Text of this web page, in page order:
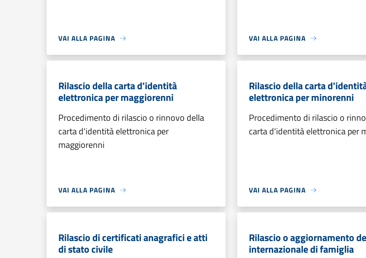
VAI ALLA PAGINA VAI ALLA PAGINA
Rilascio della carta d'identità
elettronica per maggiorenni
Procedimento di rilascio o rinnovo della
carta d'identità elettronica per
maggiorenni
VAI ALLA PAGINA
Rilascio della carta
elettronica per minorenni
Procedimento di rilascio o
carta d'identità elettronica per
VAI ALLA PAGINA
Rilascio di certificati anagrafici e atti
di stato civile
Rilascio o aggiornamento
internazionale di famiglia